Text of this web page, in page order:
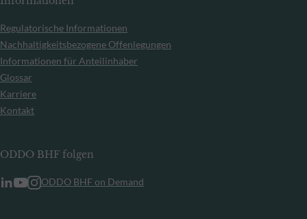
Regulatorische Informationen
Nachhaltigkeitsbezogene Offenlegungen
Informationen für Anteilinhaber
Glossar
Karriere
Kontakt
ODDO BHF folgen
ODDO BHF on Demand